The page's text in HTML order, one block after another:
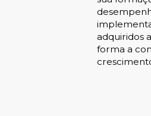
adquiridos
forma a